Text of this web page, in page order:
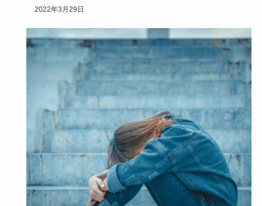
なら別れたい！…
2022年3月29日